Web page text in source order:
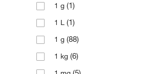
160.17
160.172
162.616
162.62
1 g (1)
1 L (1)
1 g (88)
1 kg (6)